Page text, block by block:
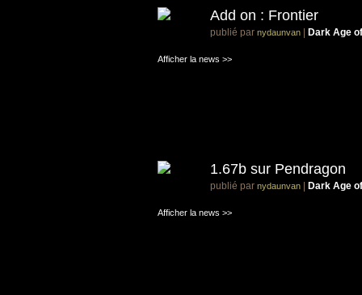
Add on : Frontier
publié par nydaunvan Dark Age
Afficher la news >>
1.67b sur Pendragon
publié par nydaunvan Dark Age
Afficher la news >>